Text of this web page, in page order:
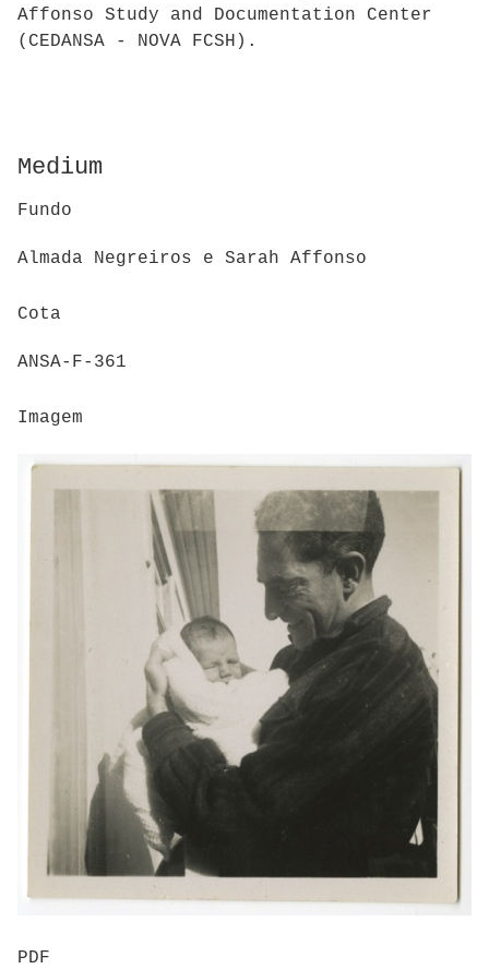
Affonso Study and Documentation Center
(CEDANSA - NOVA FCSH).
Medium
Fundo
Almada Negreiros e Sarah Affonso
Cota
ANSA-F-361
Imagem
PDF